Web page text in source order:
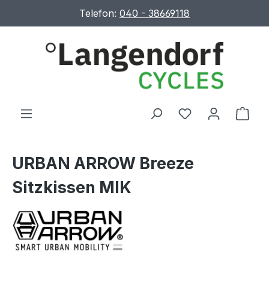
Zum Hauptinhalt springen
Telefon: 040 - 38669118
URBAN ARROW Breeze
Sitzkissen MIK